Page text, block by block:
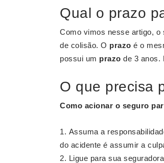
Qual o prazo
Como vimos nesse artigo, o
de colisão. O prazo é o
possui um prazo de 3 anos.
O que precisa
Como acionar o seguro
Assuma a
do acidente é assumir a
Ligue para sua